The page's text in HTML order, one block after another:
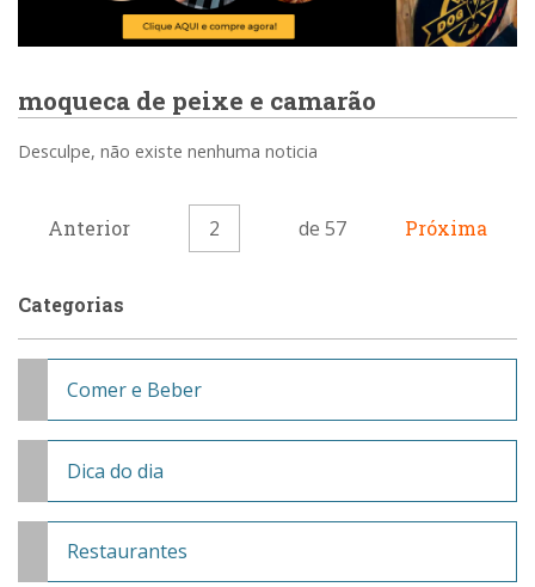
moqueca de peixe e camarão
Desculpe, não existe nenhuma noticia
Anterior 2 de 57 Próxima
Categorias
Comer e Beber
Dica do dia
Restaurantes